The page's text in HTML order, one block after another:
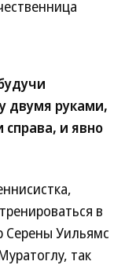
двумя руками,
справа, и явно
в
Уильямс
так